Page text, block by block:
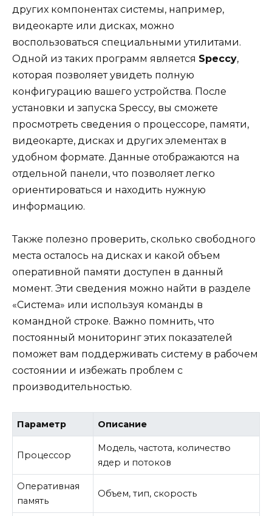
других компонентах системы, например,
видеокарте или дисках, можно
воспользоваться специальными утилитами.
Одной из таких программ является Speccy,
которая позволяет увидеть полную
конфигурацию вашего устройства. После
установки и запуска Speccy, вы сможете
просмотреть сведения о процессоре, памяти,
видеокарте, дисках и других элементах в
удобном формате. Данные отображаются на
отдельной панели, что позволяет легко
ориентироваться и находить нужную
информацию.
Также полезно проверить, сколько свободного
места осталось на дисках и какой объем
оперативной памяти доступен в данный
момент. Эти сведения можно найти в разделе
«Система» или используя команды в
командной строке. Важно помнить, что
постоянный мониторинг этих показателей
поможет вам поддерживать систему в рабочем
состоянии и избежать проблем с
производительностью.
Параметр Описание
Процессор
Модель, частота, количество
ядер и потоков
Оперативная
память
Объем, тип, скорость